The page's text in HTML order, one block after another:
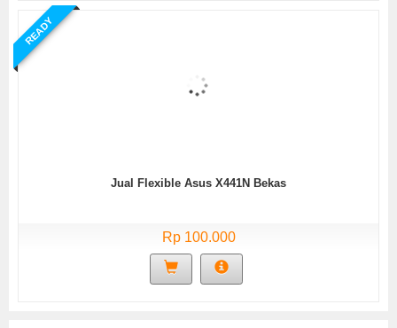
READY
Jual Flexible Asus X441N Bekas
Rp 100.000